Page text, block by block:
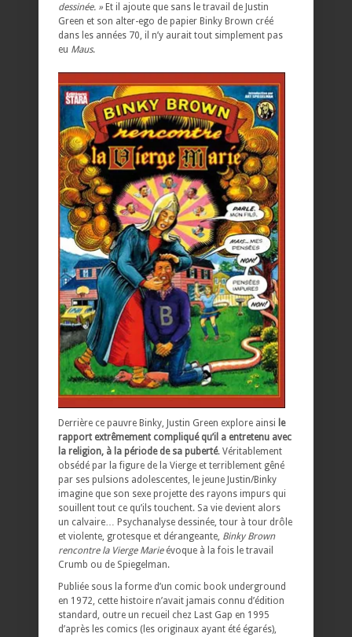
dessinée. » Et il ajoute que sans le travail de Justin
Green et son alter-ego de papier Binky Brown créé
dans les années 70, il n’y aurait tout simplement pas
eu Maus.
Derrière ce pauvre Binky, Justin Green explore ainsi le
rapport extrêmement compliqué qu’il a entretenu avec
la religion, à la période de sa puberté. Véritablement
obsédé par la figure de la Vierge et terriblement gêné
par ses pulsions adolescentes, le jeune Justin/Binky
imagine que son sexe projette des rayons impurs qui
souillent tout ce qu’ils touchent. Sa vie devient alors
un calvaire… Psychanalyse dessinée, tour à tour drôle
et violente, grotesque et dérangeante, Binky Brown
rencontre la Vierge Marieévoque à la fois le travail
Crumb ou de Spiegelman.
Publiée sous la forme d’un comic book underground
en 1972, cette histoire n’avait jamais connu d’édition
standard, outre un recueil chez Last Gap en 1995
d’après les comics (les originaux ayant été égarés),